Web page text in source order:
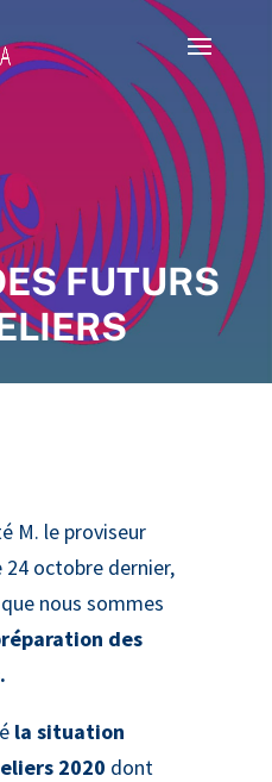
FUTURS
M. le proviseur
24 octobre dernier,
nous sommes
des
la situation
2020 dont